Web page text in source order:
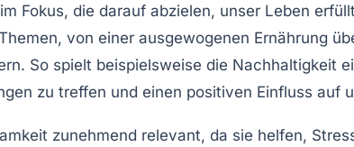
Fokus, die darauf abzielen, unser Leben
von einer ausgewogenen Ernährung
So spielt beispielsweise die Nachhaltigkeit
zu treffen und einen positiven Einfluss auf
zunehmend relevant, da sie helfen,